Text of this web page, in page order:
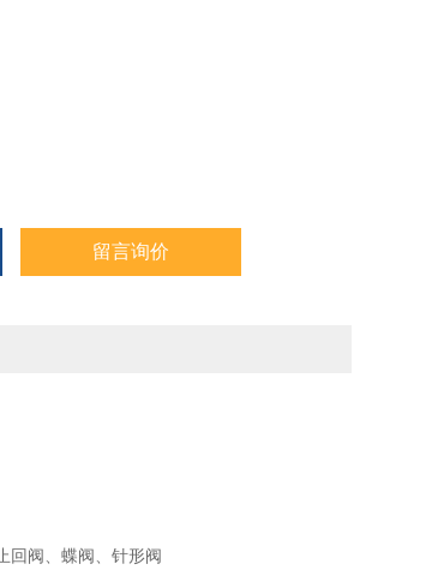
器、气动执行器、自动化配件、开关盒、螺
、造纸行业、不锈钢、工业、
留言询价
回阀、蝶阀、针形阀